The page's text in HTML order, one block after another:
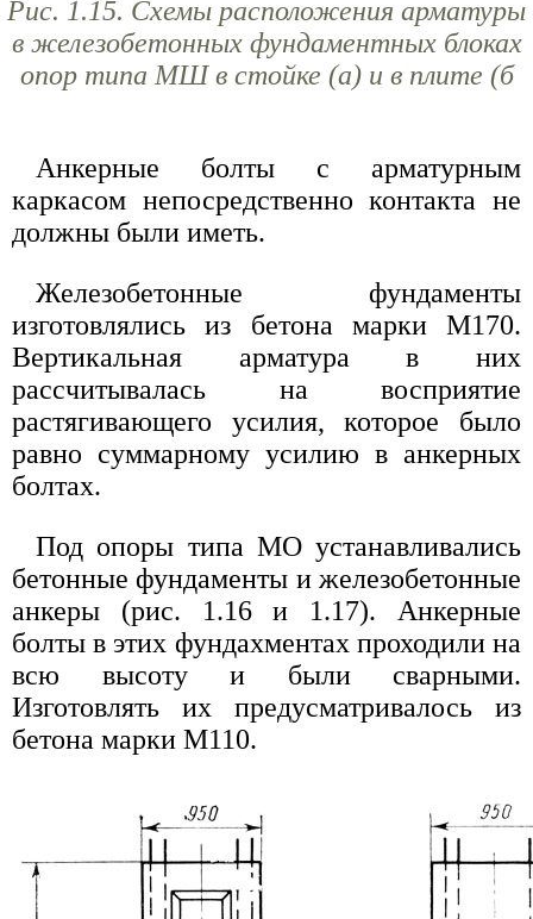
Рис. 1.15. Схемы расположения арматуры
в железобетонных фундаментных блоках
опор типа МШ в стойке (а) и в плите (б
Анкерные болты с арматурным
каркасом непосредственно контакта не
должны были иметь.
Железобетонные фундаменты
изготовлялись из бетона марки М170.
Вертикальная арматура в них
рассчитывалась на восприятие
растягивающего усилия, которое было
равно суммарному усилию в анкерных
болтах.
Под опоры типа МО устанавливались
бетонные фундаменты и железобетонные
анкеры (рис. 1.16 и 1.17). Анкерные
болты в этих фундахментах проходили на
всю высоту и были сварными.
Изготовлять их предусматривалось из
бетона марки М110.